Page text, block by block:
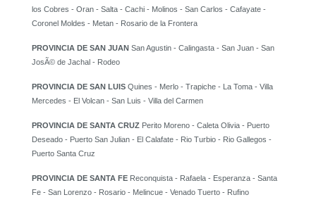
los Cobres - Oran - Salta - Cachi - Molinos - San Carlos - Cafayate -
Coronel Moldes - Metan - Rosario de la Frontera
PROVINCIA DE SAN JUAN San Agustin - Calingasta - San Juan - San
JosÃ© de Jachal - Rodeo
PROVINCIA DE SAN LUIS Quines - Merlo - Trapiche - La Toma - Villa
Mercedes - El Volcan - San Luis - Villa del Carmen
PROVINCIA DE SANTA CRUZ Perito Moreno - Caleta Olivia - Puerto
Deseado - Puerto San Julian - El Calafate - Rio Turbio - Rio Gallegos -
Puerto Santa Cruz
PROVINCIA DE SANTA FE Reconquista - Rafaela - Esperanza - Santa
Fe - San Lorenzo - Rosario - Melincue - Venado Tuerto - Rufino